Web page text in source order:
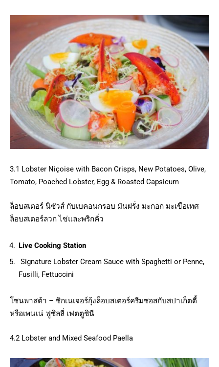
3.1 Lobster Niçoise with Bacon Crisps, New Potatoes, Olive,
Tomato, Poached Lobster, Egg & Roasted Capsicum
ล็อบสเตอร์ นิซัวส์ กับเบคอนกรอบ มันฝรั่ง มะกอก มะเขือเทศ
ล็อบสเตอร์ลวก ไข่และพริกคั่ว
Live Cooking Station
Signature Lobster Cream Sauce with Spaghetti or Penne,
Fusilli, Fettuccini
โซนพาสต้า – ซิกเนเจอร์กุ้งล็อบสเตอร์ครีมซอสกับสปาเก็ตตี้
หรือเพนเน่ ฟูซิลลี่ เฟตตูชินี
4.2 Lobster and Mixed Seafood Paella